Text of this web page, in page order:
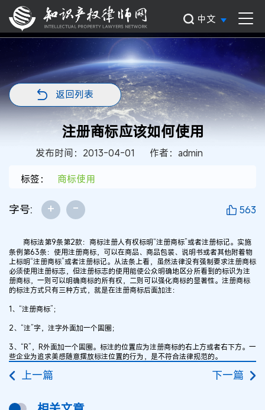
中文
返回列表
注册商标应该如何使用
发布时间：2013-04-01
作者：admin
标签：
商标使用
字号: + - 563
商标法第9条第2款：商标注册人有权标明“注册商标”或者注册标记。实施
条例第63条：使用注册商标，可以在商品、商品包装、说明书或者其他附着物
上标明“注册商标”或者注册标记。从法条上看，虽然法律没有强制要求注册商标
必须使用注册标志，但注册标志的使用能使公众明确地区分所看到的标识为注
册商标，一则可以明确商标的所有权，二则可以强化商标的显著性。注册商标
的标注方式只有三种方式，就是在注册商标后面加注：
1、“注册商标”；
2、“注”字，注字外面加一个圆圈；
3、“R”，R外面加一个圆圈。标注的位置应为注册商标的右上方或者右下方。一
些企业为追求美感随意摆放标注位置的行为，是不符合法律规范的。
上一篇 下一篇